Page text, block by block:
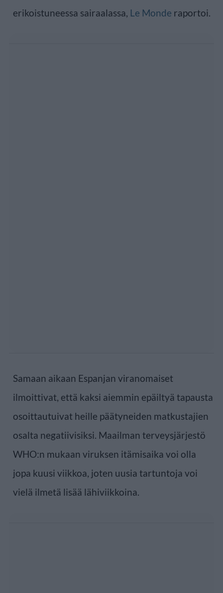
erikoistuneessa sairaalassa, Le Monde raportoi.
Samaan aikaan Espanjan viranomaiset
ilmoittivat, että kaksi aiemmin epäiltyä tapausta
osoittautuivat heille päätyneiden matkustajien
osalta negatiivisiksi. Maailman terveysjärjestö
WHO:n mukaan viruksen itämisaika voi olla
jopa kuusi viikkoa, joten uusia tartuntoja voi
vielä ilmetä lisää lähiviikkoina.